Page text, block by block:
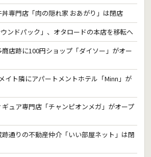
専門店「肉の隠れ家 おあがり」は閉店
ンドパック」、オタロードの本店を移転へ
店跡に100円ショップ「ダイソー」がオー
イト隣にアパートメントホテル「Minn」が
ュア専門店「チャンピオンメガ」がオープ
通りの不動産仲介「いい部屋ネット」は閉